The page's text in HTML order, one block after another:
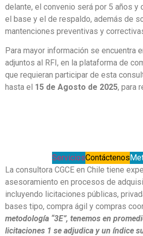
delante, el convenio será por 5 años y
el base y el de respaldo, además de
mantenciones preventivas y
Para mayor información se encuentra
adjuntos al RFI, en la plataforma de
que requieran participar de esta
hasta el 15 de Agosto de 2025, para
ServiciosContáctenos
La consultora CGCE en Chile tiene
asesoramiento en procesos de
incluyendo licitaciones públicas,
bases tipo, compra ágil y compras
metodología “3E”, tenemos en
licitaciones 1 se adjudica y un índice